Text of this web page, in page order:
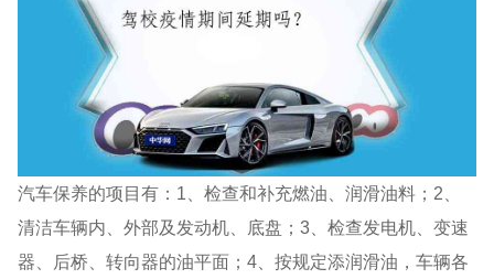
汽车保养的项目有：1、检查和补充燃油、润滑油料；2、
清洁车辆内、外部及发动机、底盘；3、检查发电机、变速
器、后桥、转向器的油平面；4、按规定添润滑油，车辆各